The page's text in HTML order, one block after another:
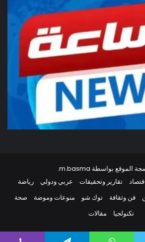
الموقع بواسطة m.basma
.
تقارير وتحقيقات عربي ودولي
رياضة
فن وثقافة توك شو منوعات وموضة
صحة
تكنولجيا
مقالات